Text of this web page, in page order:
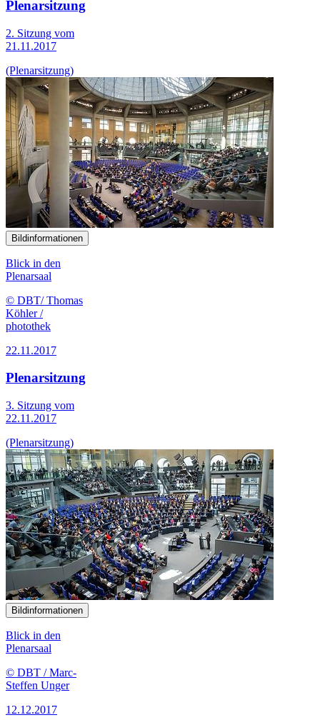
Plenarsitzung
2. Sitzung vom
21.11.2017
(Plenarsitzung)
Bildinformationen
Blick in den
Plenarsaal
© DBT/ Thomas
Köhler /
photothek
22.11.2017
Plenarsitzung
3. Sitzung vom
22.11.2017
(Plenarsitzung)
Bildinformationen
Blick in den
Plenarsaal
© DBT / Marc-
Steffen Unger
12.12.2017